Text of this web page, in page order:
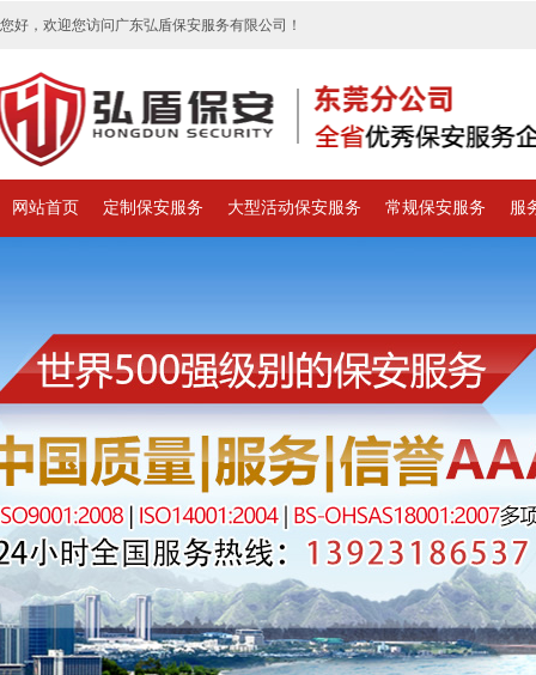
您好，欢迎您访问广东弘盾保安服务有限公司！
网站首页 定制保安服务 大型活动保安服务 常规保安服务 服